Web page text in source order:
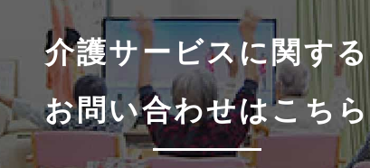
介護サービスに関する
お問い合わせはこちら